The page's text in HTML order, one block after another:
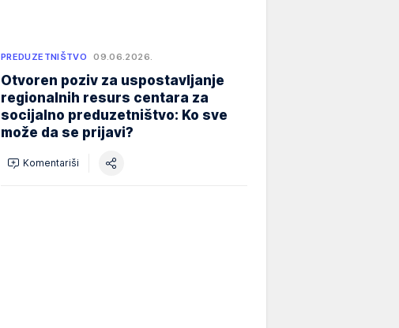
PREDUZETNIŠTVO 09.06.2026.
Otvoren poziv za uspostavljanje
regionalnih resurs centara za
socijalno preduzetništvo: Ko sve
može da se prijavi?
Komentariši